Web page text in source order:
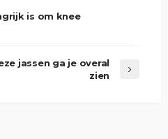
is om knee
jassen ga je overal
zien